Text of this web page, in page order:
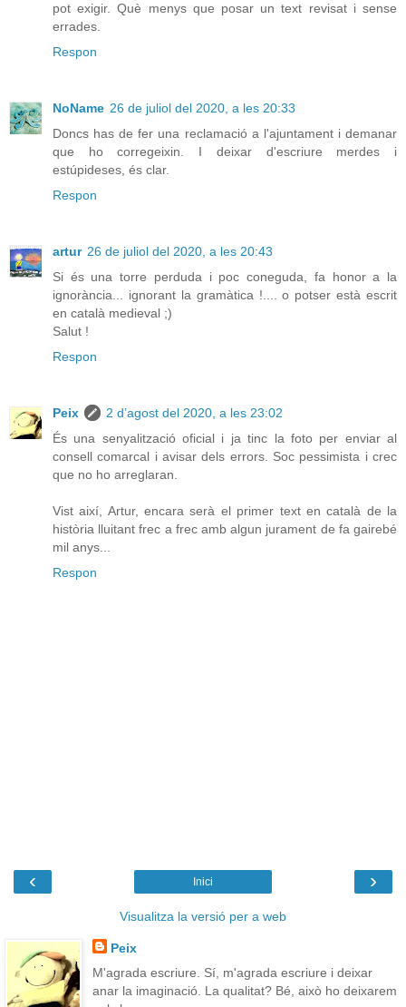
pot exigir. Què menys que posar un text revisat i sense
errades.
Respon
NoName 26 de juliol del 2020, a les 20:33
Doncs has de fer una reclamació a l'ajuntament i demanar
que ho corregeixin. I deixar d'escriure merdes i
estúpideses, és clar.
Respon
artur 26 de juliol del 2020, a les 20:43
Si és una torre perduda i poc coneguda, fa honor a la
ignorància... ignorant la gramàtica !.... o potser està escrit
en català medieval ;)
Salut !
Respon
Peix
2 d’agost del 2020, a les 23:02
És una senyalització oficial i ja tinc la foto per enviar al
consell comarcal i avisar dels errors. Soc pessimista i crec
que no ho arreglaran.
Vist així, Artur, encara serà el primer text en català de la
història lluitant frec a frec amb algun jurament de fa gairebé
mil anys...
Respon
‹ ›
Inici
Visualitza la versió per a web
Peix
M'agrada escriure. Sí, m'agrada escriure i deixar
anar la imaginació. La qualitat? Bé, això ho deixarem